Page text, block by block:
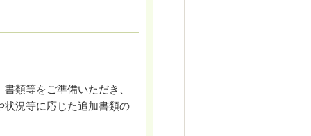
類等をご準備いただき、
状況等に応じた追加書類の